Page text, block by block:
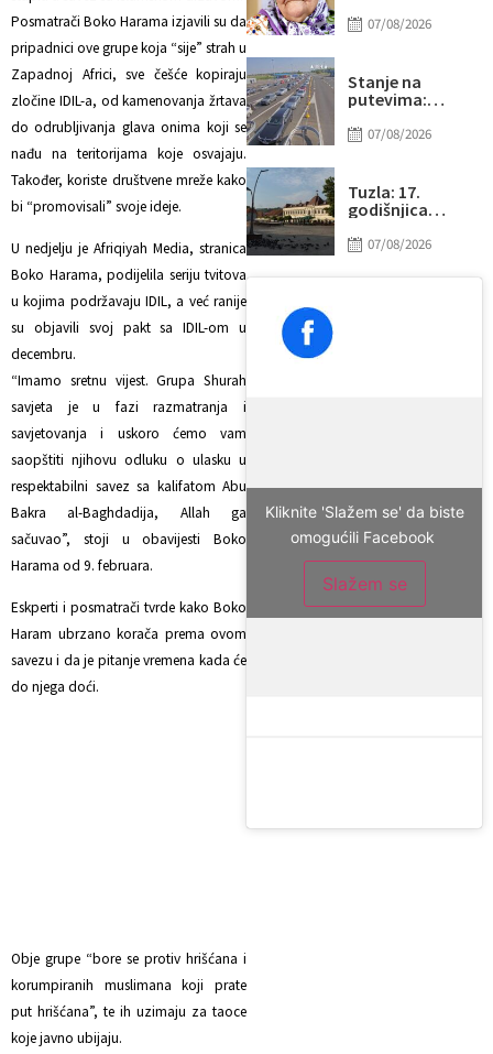
Posmatrači Boko Harama izjavili su da
pripadnici ove grupe koja “sije” strah u
Zapadnoj Africi, sve češće kopiraju
zločine IDIL-a, od kamenovanja žrtava
do odrubljivanja glava onima koji se
nađu na teritorijama koje osvajaju.
Također, koriste društvene mreže kako
bi “promovisali” svoje ideje.
U nedjelju je Afriqiyah Media, stranica
Boko Harama, podijelila seriju tvitova
u kojima podržavaju IDIL, a već ranije
su objavili svoj pakt sa IDIL-om u
decembru.
“Imamo sretnu vijest. Grupa Shurah
savjeta je u fazi razmatranja i
savjetovanja i uskoro ćemo vam
saopštiti njihovu odluku o ulasku u
respektabilni savez sa kalifatom Abu
Bakra al-Baghdadija, Allah ga
sačuvao”, stoji u obavijesti Boko
Harama od 9. februara.
Eskperti i posmatrači tvrde kako Boko
Haram ubrzano korača prema ovom
savezu i da je pitanje vremena kada će
do njega doći.
Obje grupe “bore se protiv hrišćana i
korumpiranih muslimana koji prate
put hrišćana”, te ih uzimaju za taoce
koje javno ubijaju.
rođendan
07/08/2026
Stanje na
putevima:
kojim graničnim
vozila na izlazu
iz BiH
07/08/2026
Tuzla: 17.
godišnjica
slobode,
07/08/2026
Kliknite 'Slažem se' da biste
omogućili Facebook
Slažem se